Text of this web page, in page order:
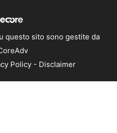
questo sito sono gestite da
Policy- Disclaimer